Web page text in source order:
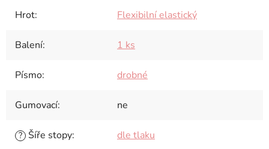
Hrot: Flexibilní elastický
Balení: 1 ks
Písmo: drobné
Gumovací: ne
? Šíře stopy: dle tlaku